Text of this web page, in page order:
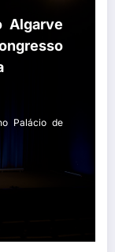
Algarve
Palácio de